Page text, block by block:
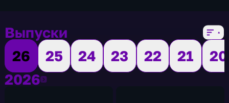
Выпуски
26
25 24 23 22 21
20
20262026